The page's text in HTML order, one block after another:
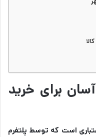
برای خرید
است که توسط پلتفرم